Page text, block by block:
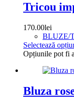
Tricou
170.00lei
BLUZE/
Selectează
Opțiunile pot fi
Bluza